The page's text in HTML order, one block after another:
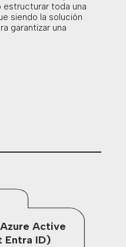
estructurar toda una
siendo la solución
garantizar una
Active
Entra ID)